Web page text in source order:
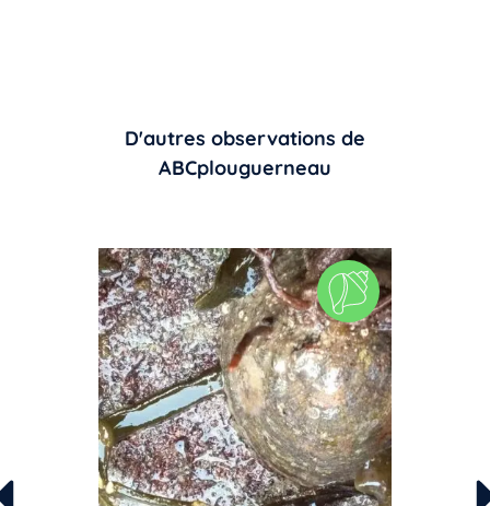
D'autres observations de
ABCplouguerneau